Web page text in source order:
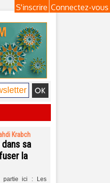
Connectez-vous
S'inscrire
Krabch
sa
la
partie ici : Les